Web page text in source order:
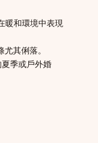
暖和環境中表現
其俐落。
季或戶外婚